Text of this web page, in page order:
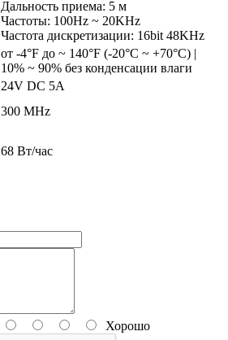
Дальность приема: 5 м
Частоты: 100Hz ~ 20KHz
Частота дискретизации: 16bit 48KHz
от -4°F до ~ 140°F (-20°C ~ +70°C) |
10% ~ 90% без конденсации влаги
24V DC 5A
300 MHz
68 Вт/час
Хорошо